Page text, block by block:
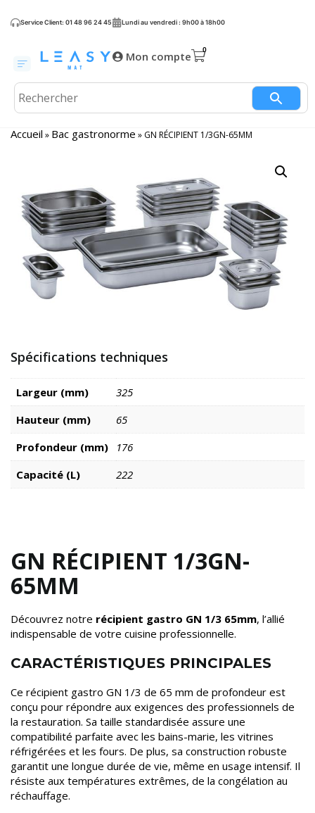
Service Client: 01 48 96 24 45 Lundi au vendredi : 9h00 à 18h00
Mon compte
Accueil » Bac gastronorme » GN RÉCIPIENT 1/3GN-65MM
Spécifications techniques
Largeur (mm)
325
Hauteur (mm)
65
Profondeur (mm)
176
Capacité (L)
222
GN RÉCIPIENT 1/3GN-
65MM
Découvrez notre récipient gastro GN 1/3 65mm, l’allié
indispensable de votre cuisine professionnelle.
CARACTÉRISTIQUES PRINCIPALES
Ce récipient gastro GN 1/3 de 65 mm de profondeur est
conçu pour répondre aux exigences des professionnels de
la restauration. Sa taille standardisée assure une
compatibilité parfaite avec les bains-marie, les vitrines
réfrigérées et les fours. De plus, sa construction robuste
garantit une longue durée de vie, même en usage intensif. Il
résiste aux températures extrêmes, de la congélation au
réchauffage.